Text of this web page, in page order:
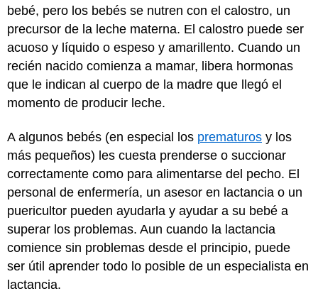
bebé, pero los bebés se nutren con el calostro, un
precursor de la leche materna. El calostro puede ser
acuoso y líquido o espeso y amarillento. Cuando un
recién nacido comienza a mamar, libera hormonas
que le indican al cuerpo de la madre que llegó el
momento de producir leche.
A algunos bebés (en especial los prematuros y los
más pequeños) les cuesta prenderse o succionar
correctamente como para alimentarse del pecho. El
personal de enfermería, un asesor en lactancia o un
puericultor pueden ayudarla y ayudar a su bebé a
superar los problemas. Aun cuando la lactancia
comience sin problemas desde el principio, puede
ser útil aprender todo lo posible de un especialista en
lactancia.